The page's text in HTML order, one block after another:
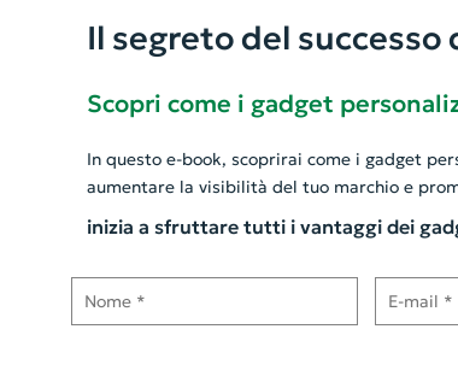
Il segreto del successo
Scopri come i gadget
In questo e-book, scoprirai come i gadget
aumentare la visibilità del tuo marchio e
inizia a sfruttare tutti i vantaggi dei
Nome E-mail